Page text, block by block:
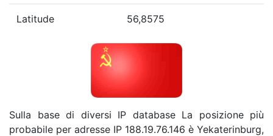
Latitude 56,8575
Sulla base di diversi IP database La posizione più
probabile per adresse IP 188.19.76.146 è Yekaterinburg,